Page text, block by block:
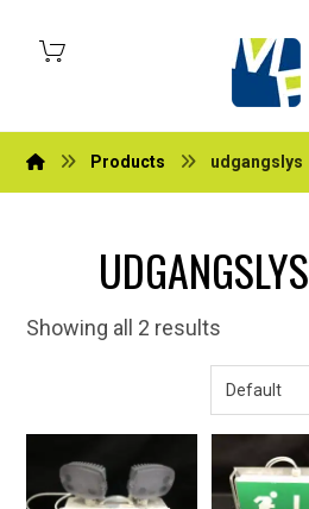
Products udgangslys
UDGANGSLYS
Showing all 2 results